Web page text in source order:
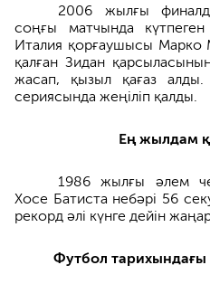
2006 жылғы
соңғы матчында
Италия қорғаушысы Марко
қалған Зидан
жасап, қызыл қағаз алды.
сериясында жеңіліп қалды.
Ең жылдам
1986 жылғы әлем
Хосе Батиста небәрі 56
рекорд әлі күнге дейін
Футбол тарихындағы